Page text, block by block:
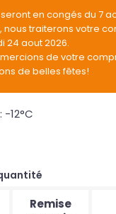
en congés du 7
nous traiterons votre
24 aout 2026.
de votre
de belles fêtes!
12°C
Remise